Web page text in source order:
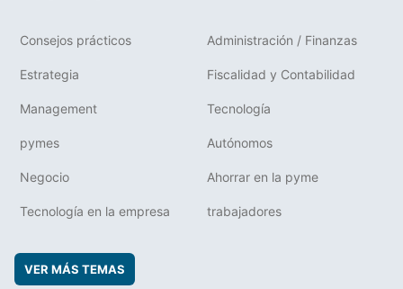
Consejos prácticos Administración / Finanzas
Estrategia Fiscalidad y Contabilidad
Management Tecnología
pymes Autónomos
Negocio Ahorrar en la pyme
Tecnología en la empresa trabajadores
VER MÁS TEMAS